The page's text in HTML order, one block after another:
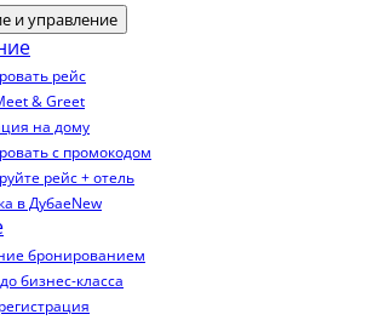
и управление
рейс
& Greet
на дому
с промокодом
рейс + отель
в ДубаеNew
бронированием
бизнес-класса